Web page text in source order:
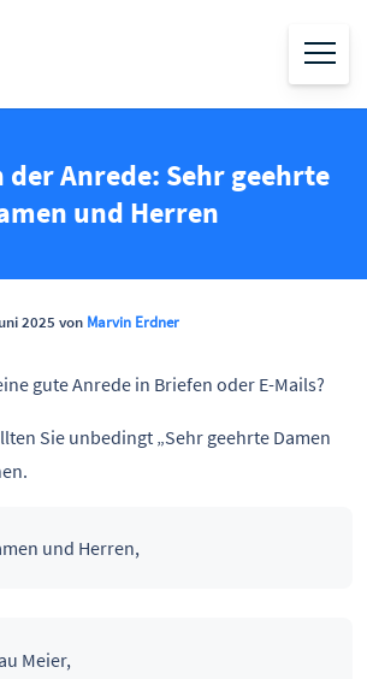
der Anrede: Sehr geehrte
und Herren
2025 von Marvin Erdner
gute Anrede in Briefen oder E-Mails?
Sie unbedingt „Sehr geehrte Damen
und Herren,
Meier,